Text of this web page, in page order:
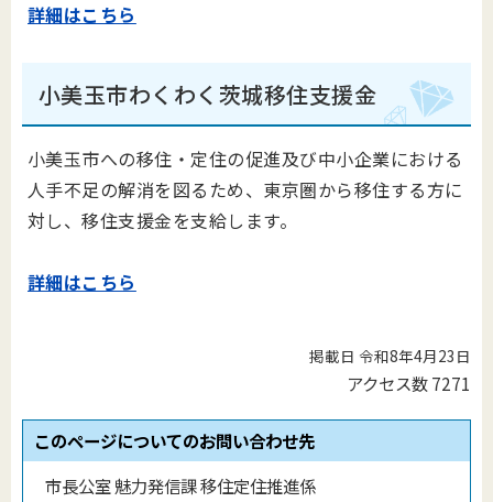
詳細はこちら
小美玉市わくわく茨城移住支援金
小美玉市への移住・定住の促進及び中小企業における
人手不足の解消を図るため、東京圏から移住する方に
対し、移住支援金を支給します。
詳細はこちら
掲載日 令和8年4月23日
アクセス数7271
このページについてのお問い合わせ先
市長公室 魅力発信課 移住定住推進係